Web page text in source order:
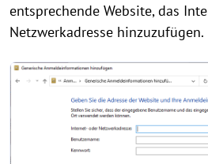
entsprechende Website, das
Netzwerkadresse hinzuzufügen.